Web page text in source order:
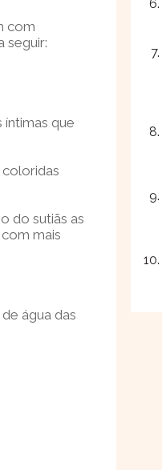
com
seguir:
íntimas que
coloridas
do sutiãs as
mais
água das